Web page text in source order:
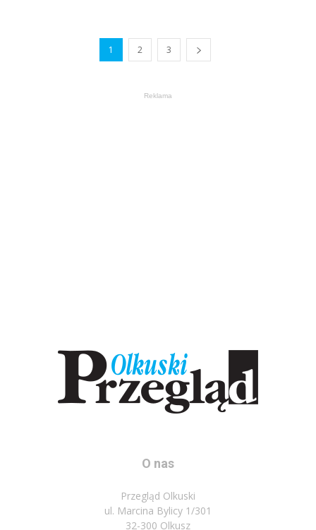
1 2 3
Reklama
O nas
Przegląd Olkuski
ul. Marcina Bylicy 1/301
32-300 Olkusz